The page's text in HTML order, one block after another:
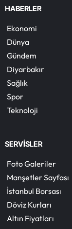
HABERLER
Ekonomi
Dünya
Gündem
Diyarbakır
Sağlık
Spor
Teknoloji
SERVİSLER
Foto Galeriler
Manşetler Sayfası
İstanbul Borsası
Döviz Kurları
Altın Fiyatları